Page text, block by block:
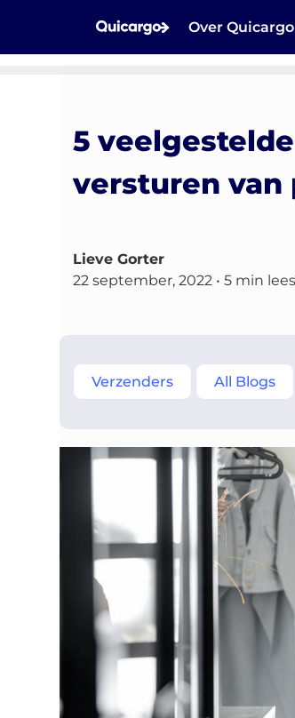
Over Quicargo
5
versturen van
Lieve Gorter
22 september, 2022 • 5 min
Verzenders All Blogs